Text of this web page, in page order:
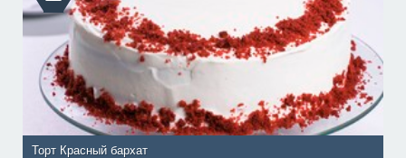
Торт Красный бархат